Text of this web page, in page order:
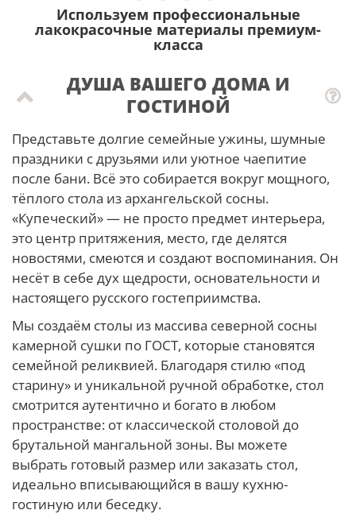
Используем профессиональные
лакокрасочные материалы премиум-
класса
ДУША ВАШЕГО ДОМА И
ГОСТИНОЙ
Представьте долгие семейные ужины, шумные
праздники с друзьями или уютное чаепитие
после бани. Всё это собирается вокруг мощного,
тёплого стола из архангельской сосны.
«Купеческий» — не просто предмет интерьера,
это центр притяжения, место, где делятся
новостями, смеются и создают воспоминания. Он
несёт в себе дух щедрости, основательности и
настоящего русского гостеприимства.
Мы создаём столы из массива северной сосны
камерной сушки по ГОСТ, которые становятся
семейной реликвией. Благодаря стилю «под
старину» и уникальной ручной обработке, стол
смотрится аутентично и богато в любом
пространстве: от классической столовой до
брутальной мангальной зоны. Вы можете
выбрать готовый размер или заказать стол,
идеально вписывающийся в вашу кухню-
гостиную или беседку.